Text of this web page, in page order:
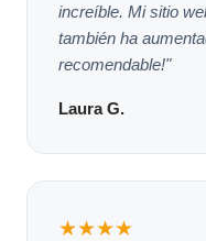
increíble. Mi sitio
también ha
recomendable!"
Laura G.
★★★★